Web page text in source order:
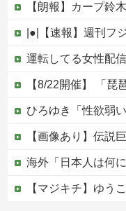
【朗報】カープ鈴木健矢、6回2
|●|【速報】週刊フジ「減税反対
運転してる女性配信者さん、とんでもない
【8/22開催】 「琵琶湖三市同時花火大会」、各
ひろゆき「性欲弱い人
【画像あり】伝説巨神イデオンの作中で
海外「日本人は何に使ってるんだ？」 世界
【マジキチ】ゆうこく信者「高市総理に大勢のSP。税金の